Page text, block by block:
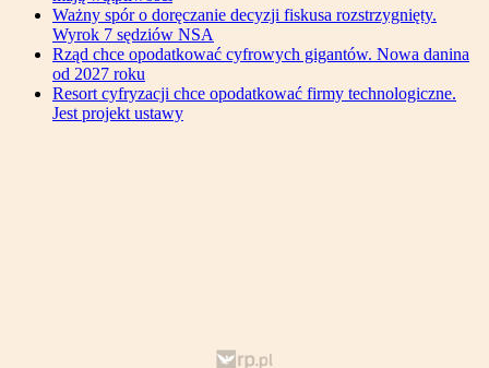
Ważny spór o doręczanie decyzji fiskusa rozstrzygnięty.
Wyrok 7 sędziów NSA
Rząd chce opodatkować cyfrowych gigantów. Nowa danina
od 2027 roku
Resort cyfryzacji chce opodatkować firmy technologiczne.
Jest projekt ustawy